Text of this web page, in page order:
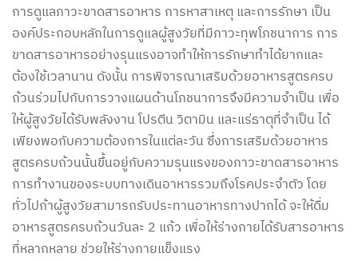
การดูแลภาวะขาดสารอาหาร การหาสาเหตุ และการรักษา เป็น
องค์ประกอบหลักในการดูแลผู้สูงวัยที่มีภาวะทุพโภชนาการ การ
ขาดสารอาหารอย่างรุนแรงอาจทำให้การรักษาทำได้ยากและ
ต้องใช้เวลานาน ดังนั้น การพิจารณาเสริมด้วยอาหารสูตรครบ
ถ้วนร่วมไปกับการวางแผนด้านโภชนาการจึงมีความจำเป็น เพื่อ
ให้ผู้สูงวัยได้รับพลังงาน โปรตีน วิตามิน และแร่ธาตุที่จำเป็น ได้
เพียงพอกับความต้องการในแต่ละวัน ซึ่งการเสริมด้วยอาหาร
สูตรครบถ้วนนั้นขึ้นอยู่กับความรุนแรงของภาวะขาดสารอาหาร
การทำงานของระบบทางเดินอาหารรวมถึงโรคประจำตัว โดย
ทั่วไปถ้าผู้สูงวัยสามารถรับประทานอาหารทางปากได้ จะให้ดื่ม
อาหารสูตรครบถ้วนวันละ 2 แก้ว เพื่อให้ร่างกายได้รับสารอาหาร
ที่หลากหลาย ช่วยให้ร่างกายแข็งแรง